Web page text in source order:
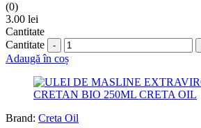
(0)
3.00 lei
Cantitate
Cantitate
Adaugă în coș
Brand: Creta Oil